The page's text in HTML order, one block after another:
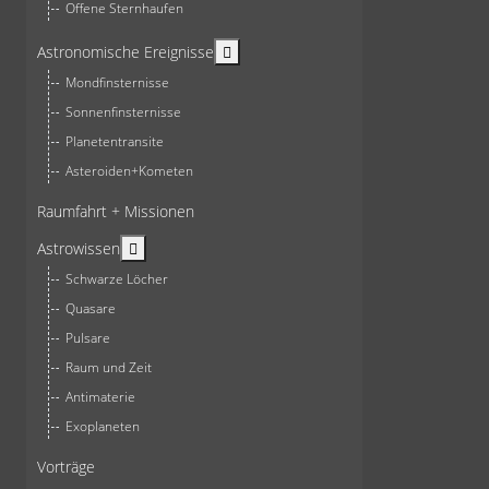
Offene Sternhaufen
Astronomische Ereignisse
Mondfinsternisse
Sonnenfinsternisse
Planetentransite
Asteroiden+Kometen
Raumfahrt + Missionen
Astrowissen
Schwarze Löcher
Quasare
Pulsare
Raum und Zeit
Antimaterie
Exoplaneten
Vorträge